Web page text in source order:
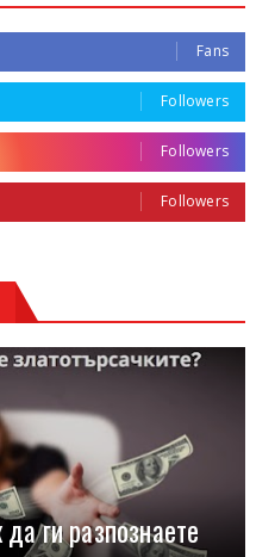
Fans
Followers
Followers
Followers
ги разпознаете